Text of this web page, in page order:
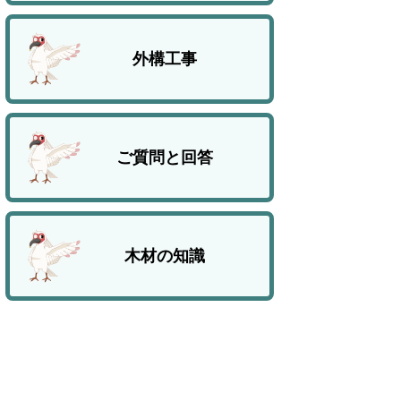
外構工事
ご質問と回答
木材の知識